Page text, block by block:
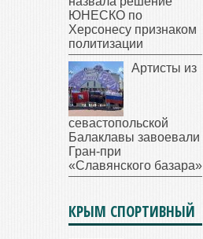
ЮНЕСКО по
Херсонесу признаком
политизации
Артисты из
севастопольской
Балаклавы завоевали
Гран-при
«Славянского базара»
КРЫМ СПОРТИВНЫЙ